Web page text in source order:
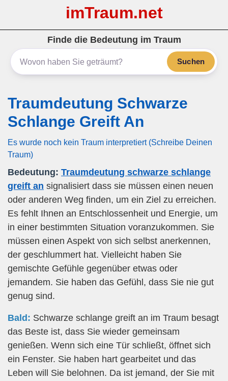
imTraum.net
Finde die Bedeutung im Traum
Suchen
Traumdeutung Schwarze
Schlange Greift An
Es wurde noch kein Traum interpretiert (Schreibe Deinen
Traum)
Bedeutung: Traumdeutung schwarze schlange
greift an signalisiert dass sie müssen einen neuen
oder anderen Weg finden, um ein Ziel zu erreichen.
Es fehlt Ihnen an Entschlossenheit und Energie, um
in einer bestimmten Situation voranzukommen. Sie
müssen einen Aspekt von sich selbst anerkennen,
der geschlummert hat. Vielleicht haben Sie
gemischte Gefühle gegenüber etwas oder
jemandem. Sie haben das Gefühl, dass Sie nie gut
genug sind.
Bald: Schwarze schlange greift an im Traum besagt
das Beste ist, dass Sie wieder gemeinsam
genießen. Wenn sich eine Tür schließt, öffnet sich
ein Fenster. Sie haben hart gearbeitet und das
Leben will Sie belohnen. Da ist jemand, der Sie mit